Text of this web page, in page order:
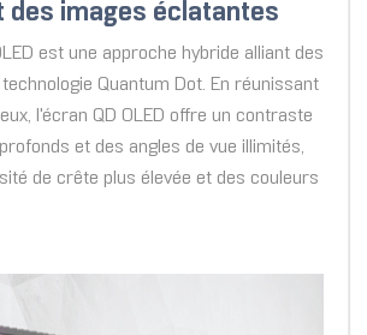
des images éclatantes
est une approche hybride alliant des
technologie Quantum Dot. En réunissant
l'écran QD OLED offre un contraste
et des angles de vue illimités,
de crête plus élevée et des couleurs